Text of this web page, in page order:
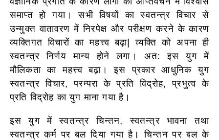
समाप्त हो गया। सभी विषयों का स्वतन्त्र विचार से
उन्मुक्त वातावरण में निरपेक्ष और परीक्षण करने के कारण
व्यक्तिगत विचारों का महत्त्व बढ़ा| व्यक्ति को अपना ही
स्वतन्त्र निर्णय मान्य होने लगा। अत: इस युग में
मौलिकता का महत्त्व बढ़ा। इस प्रकार आधुनिक युग
स्वतन्त्र विचार, परम्परा के प्रति विद्रोह, प्रभुत्व के
प्रति विद्रोह का युग माना गया है।
इस युग में स्वतन्त्र चिन्तन, स्वतन्त्र भावना तथा
स्वतन्त्र कर्म पर बल दिया गया है। चिन्तन पर बल के